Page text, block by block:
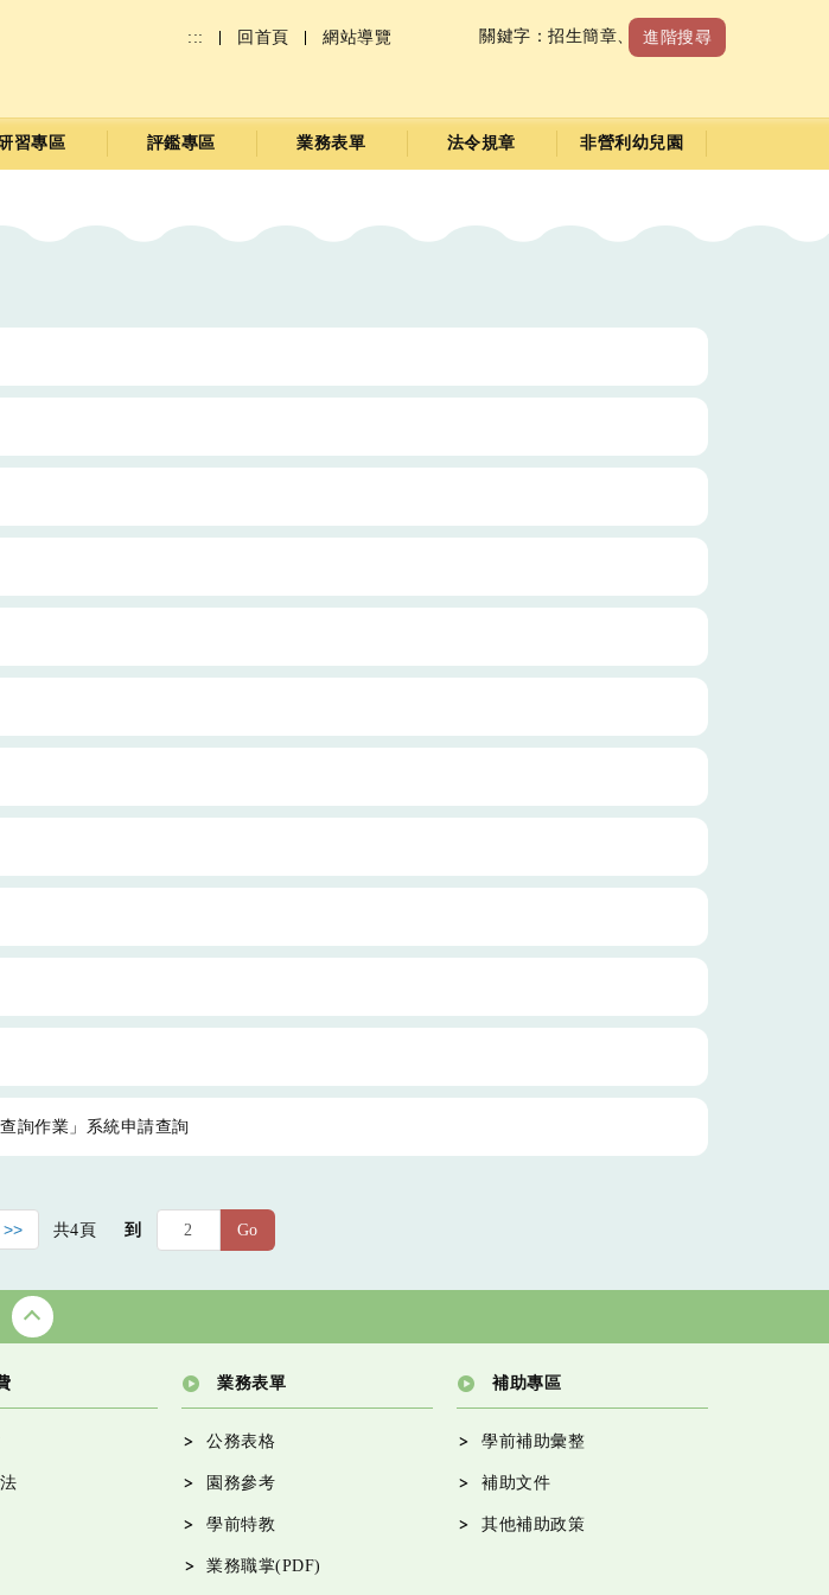
::: 回首頁 網站導覽 進階搜尋
關鍵字： 招生簡章、 收退費標準
習專區 評鑑專區 業務表單 法令規章 非營利幼兒園
詢作業」系統申請查詢
>> 共4 頁 到 Go
業務表單
公務表格
園務參考
學前特教
業務職掌(PDF)
補助專區
學前補助彙整
補助文件
其他補助政策